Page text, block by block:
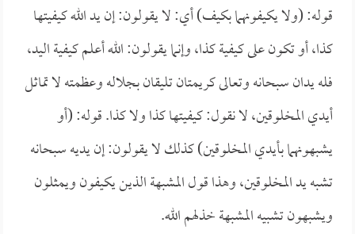
قوله: (ولا يكيفونهما بكيف) أي: لا يقولون: إن يد الله كيفيتها
كذا، أو تكون على كيفية كذا، وإنما يقولون: الله أعلم كيفية اليد،
فله يدان سبحانه وتعالى كريمتان تليقان بجلاله وعظمته لا تماثل
أيدي المخلوقين، لا نقول: كيفيتها كذا ولا كذا. قوله: (أو
يشبهونهما بأيدي المخلوقين) كذلك لا يقولون: إن يديه سبحانه
تشبه يد المخلوقين، وهذا قول المشبهة الذين يكيفون ويمثلون
ويشبهون تشبيه المشبهة خذلهم الله.